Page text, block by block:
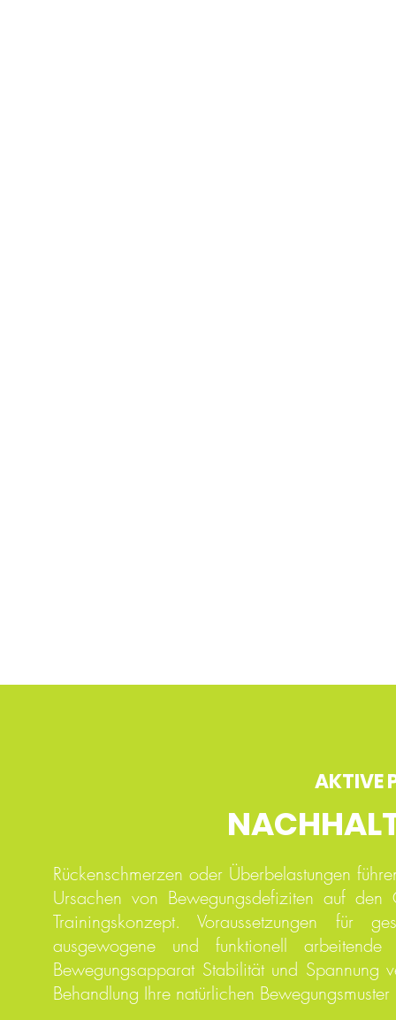
AKTIVE
Rückenschmerzen oder Überbelastungen
Ursachen von Bewegungsdefiziten auf
Trainingskonzept. Voraussetzungen für
ausgewogene und funktionell
Bewegungsapparat Stabilität und Spannung
Behandlung Ihre natürlichen